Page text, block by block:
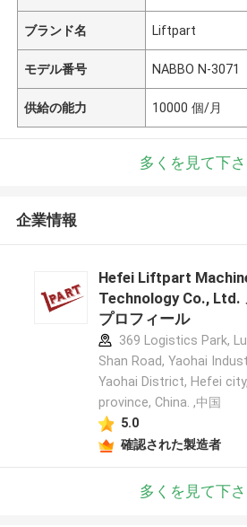
ブランド名 Liftpart
モデル番号 NABBO N-3071
供給の能力 10000 個/月
多くを見て下
企業情報
Hefei Liftpart
Technology Co., Ltd.
プロフィール
369 Logistics Park,
Shan Road, Yaohai
Yaohai District, Hefei
province, China. ,中国
5.0
確認された製造者
多くを見て下